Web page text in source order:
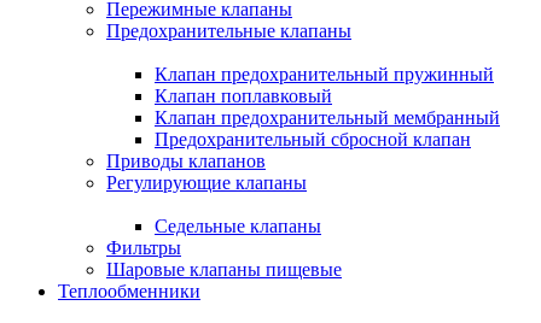
Пережимные клапаны
Предохранительные клапаны
Клапан предохранительный пружинный
Клапан поплавковый
Клапан предохранительный мембранный
Предохранительный сбросной клапан
Приводы клапанов
Регулирующие клапаны
Седельные клапаны
Фильтры
Шаровые клапаны пищевые
Теплообменники